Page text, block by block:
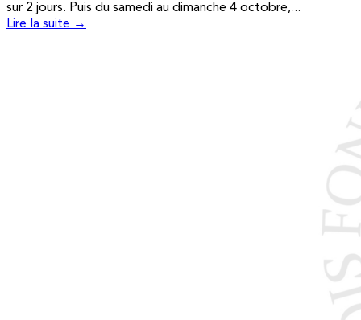
sur 2 jours. Puis du samedi au dimanche 4 octobre,...
Lire la suite →